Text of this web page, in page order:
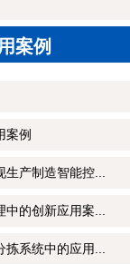
案例
案例
产制造智能控...
的创新应用案...
系统中的应用...